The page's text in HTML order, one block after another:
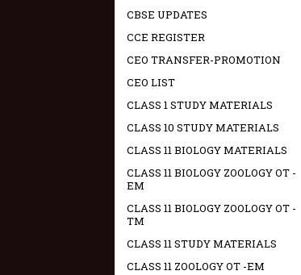
CBSE UPDATES
CCE REGISTER
CEO TRANSFER-PROMOTION
CEO LIST
CLASS 1 STUDY MATERIALS
CLASS 10 STUDY MATERIALS
CLASS 11 BIOLOGY MATERIALS
CLASS 11 BIOLOGY ZOOLOGY OT -
EM
CLASS 11 BIOLOGY ZOOLOGY OT -
TM
CLASS 11 STUDY MATERIALS
CLASS 11 ZOOLOGY OT -EM